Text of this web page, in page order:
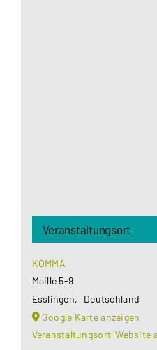
Veranstaltungsort
KOMMA
Maille 5-9
Esslingen,
Deutschland
Google Karte anzeigen
Veranstaltungsort-Website